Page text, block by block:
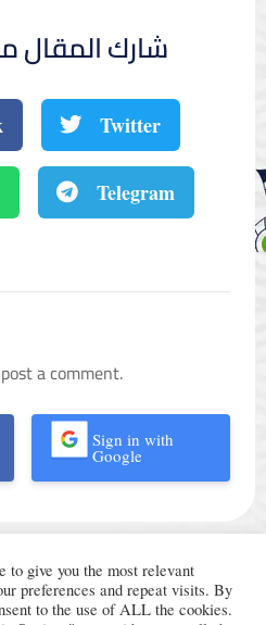
شارك المقال
Twitter
Telegram
a comment.
Sign in with
Google
to give you the most relevant
preferences and repeat visits. By
to the use of ALL the cookies.